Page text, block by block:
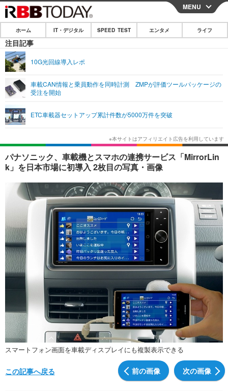
CLOSE
ホーム
IT・デジタル
ネタ
ショッピング その他
エンタメ
エンタメTOP 映画・ドラマ
韓国・芸能
音楽 スポーツ
ショッピング その他
ライフ
ライフTOP グルメ
ペット ショッピング
その他
リリース一覧
プッシュ通知の停止方法
MENU
ホーム IT・デジタル SPEED TEST エンタメ ライフ
注目記事
10G光回線導入レポ
車載CAN情報と乗員動作を同時計測 ZMPが評価ツールパッケージの
受注を開始
ETC車載器セットアップ累計件数が5000万件を突破
パナソニック、車載機とスマホの連携サービス「MirrorLin
k」を日本市場に初導入 2枚目の写真・画像
スマートフォン画面を車載ディスプレイにも複製表示できる
前の画像 次の画像
この記事へ戻る